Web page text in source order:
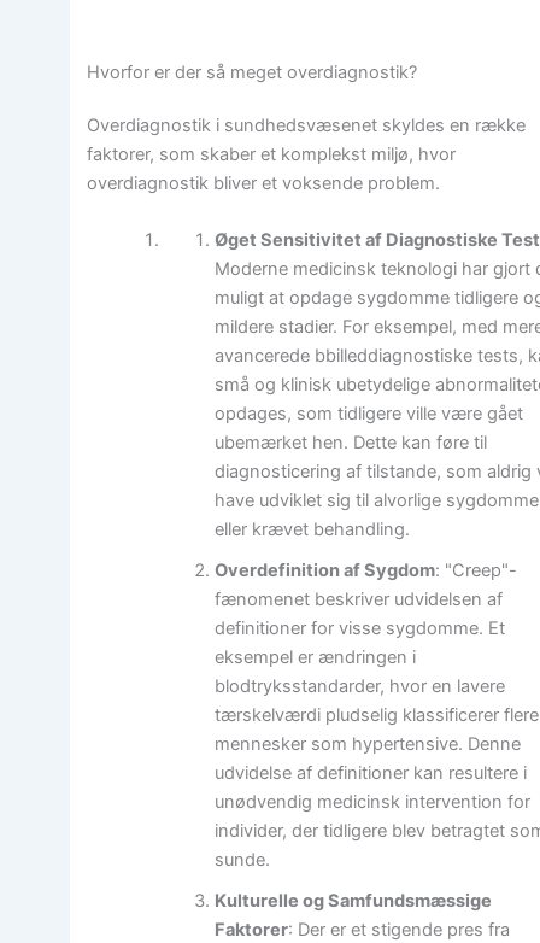
Hvorfor er der så meget overdiagnostik?
Overdiagnostik i sundhedsvæsenet skyldes en række
faktorer, som skaber et komplekst miljø, hvor
overdiagnostik bliver et voksende problem.
Øget Sensitivitet af Diagnostiske
Moderne medicinsk teknologi har gjort
muligt at opdage sygdomme tidligere
mildere stadier. For eksempel, med
avancerede bbilleddiagnostiske tests,
små og klinisk ubetydelige
opdages, som tidligere ville være gået
ubemærket hen. Dette kan føre til
diagnosticering af tilstande, som aldrig
have udviklet sig til alvorlige sygdomme
eller krævet behandling.
Overdefinition af Sygdom: "Creep"-
fænomenet beskriver udvidelsen af
definitioner for visse sygdomme. Et
eksempel er ændringen i
blodtryksstandarder, hvor en lavere
tærskelværdi pludselig klassificerer flere
mennesker som hypertensive. Denne
udvidelse af definitioner kan resultere i
unødvendig medicinsk intervention for
individer, der tidligere blev betragtet
sunde.
Kulturelle og Samfundsmæssige
Faktorer: Der er et stigende pres fra